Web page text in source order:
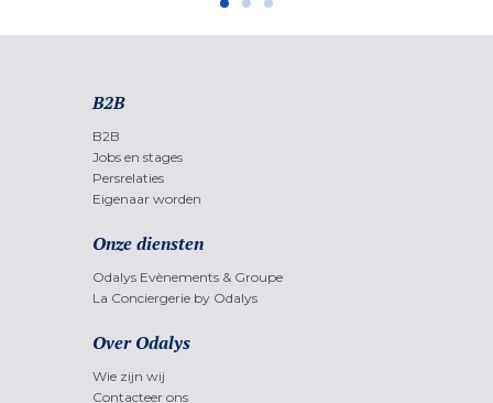
B2B
B2B
Jobs en stages
Persrelaties
Eigenaar worden
Onze diensten
Odalys Evènements & Groupe
La Conciergerie by Odalys
Over Odalys
Wie zijn wij
Contacteer ons